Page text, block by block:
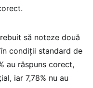
să noteze două
condiții standard de
au răspuns corect,
iar 7,78% nu au